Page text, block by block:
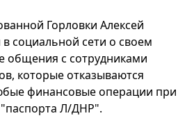
Горловки Алексей
социальной сети о своем
общения с сотрудниками
которые отказываются
финансовые операции при
Л/ДНР".